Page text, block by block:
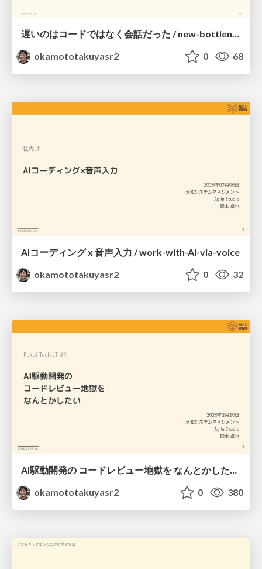
遅いのはコードではなく会話だった / new-bottleneck-conversation
okamototakuyasr2
0 68
AIコーディング x 音声入力 / work-with-AI-via-voice
okamototakuyasr2
0 32
AI駆動開発の コードレビュー地獄を なんとかしたい / code-review-with-ai
okamototakuyasr2
0 380